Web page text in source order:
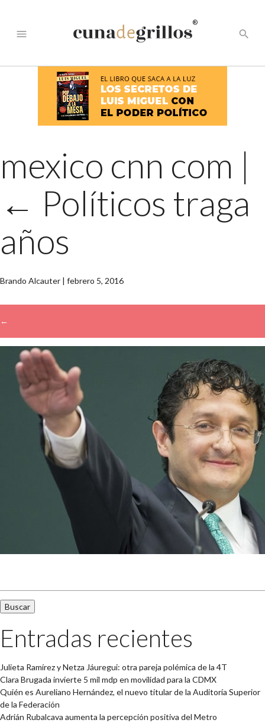
menu
®
search
mexico cnn com |
← Políticos traga
años
Brando Alcauter | febrero 5, 2016
←
Entradas recientes
Julieta Ramírez y Netza Jáuregui: otra pareja polémica de la 4T
Clara Brugada invierte 5 mil mdp en movilidad para la CDMX
Quién es Aureliano Hernández, el nuevo titular de la Auditoría Superior
de la Federación
Adrián Rubalcava aumenta la percepción positiva del Metro